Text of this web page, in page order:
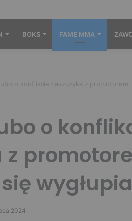
BOKS FAME MMA
o konflikcie Łaszczyka z promotorem:
o
z
2024